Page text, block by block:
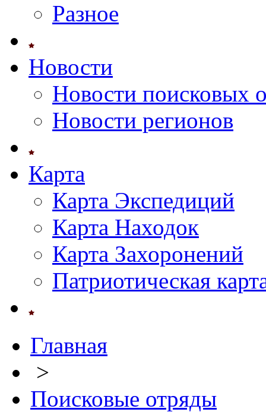
Разное
Новости
Новости поисковых
Новости регионов
Карта
Карта Экспедиций
Карта Находок
Карта Захоронений
Патриотическая
Главная
>
Поисковые отряды